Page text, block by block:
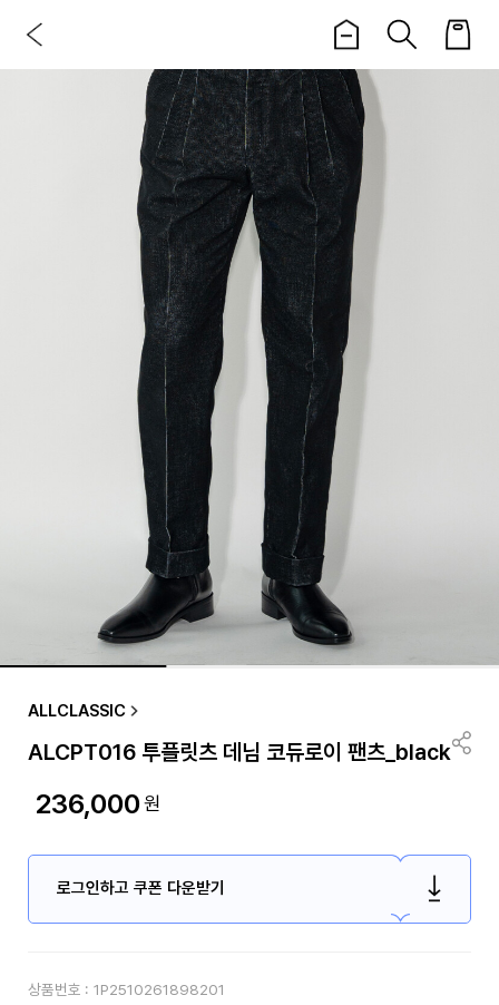
ALLCLASSIC
ALCPT016 투플릿츠 데님 코듀로이 팬츠_black
236,000원
로그인하고 쿠폰 다운받기
상품번호 : 1P2510261898201